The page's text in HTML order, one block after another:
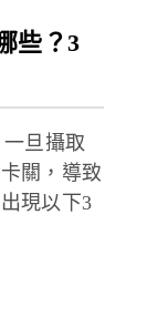
些？3
旦攝取
關，導致
現以下3